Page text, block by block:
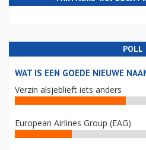
POLL
WAT IS EEN GOEDE NIEUWE
Verzin alsjeblieft iets anders
European Airlines Group (EAG)